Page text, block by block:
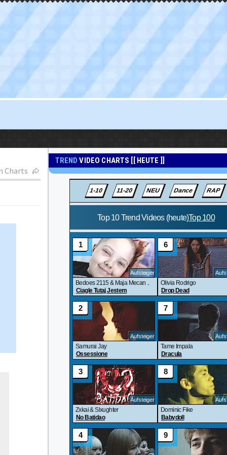
Charts
TRENDVIDEO CHARTS [[ HEUTE ]]